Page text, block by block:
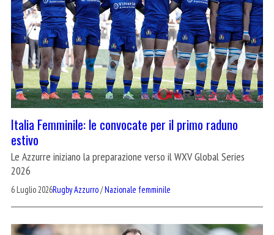
Italia Femminile: le convocate per il primo raduno
estivo
Le Azzurre iniziano la preparazione verso il WXV Global Series
2026
6 Luglio 2026Rugby Azzurro/Nazionale femminile